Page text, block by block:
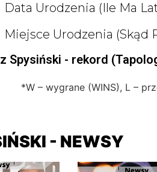
Data Urodzenia (ile Ma
Miejsce Urodzenia (skąd
Spysiński - rekord
*W – wygrane (WINS), L –
- NEWSY